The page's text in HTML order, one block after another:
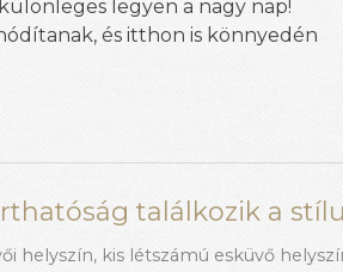
legyen a nagy nap!
és itthon is könnyedén
találkozik a
helyszín, kis létszámú esküvő